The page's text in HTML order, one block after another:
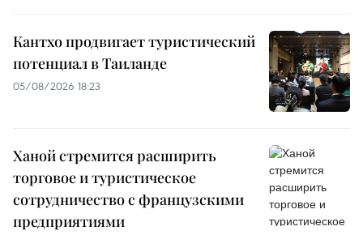
Кантхо продвигает туристический
потенциал в Таиланде
05/08/2026 18:23
Ханой стремится расширить
торговое и туристическое
сотрудничество с французскими
предприятиями